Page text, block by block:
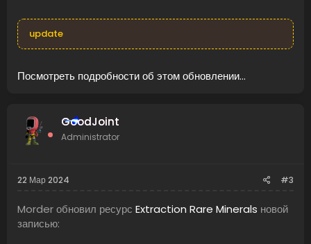
update
Посмотреть подробности об этом обновлении...
GoodJoint
Administrator
22 Мар 2024 #3
Morder обновил ресурс Extraction Rare Minerals новой
записью: